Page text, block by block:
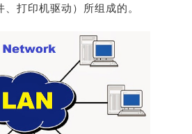
打印机驱动）所组成的。